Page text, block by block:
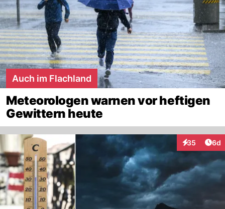
Auch im Flachland
Meteorologen warnen vor heftigen
Gewittern heute
35
Interaktionen
6d